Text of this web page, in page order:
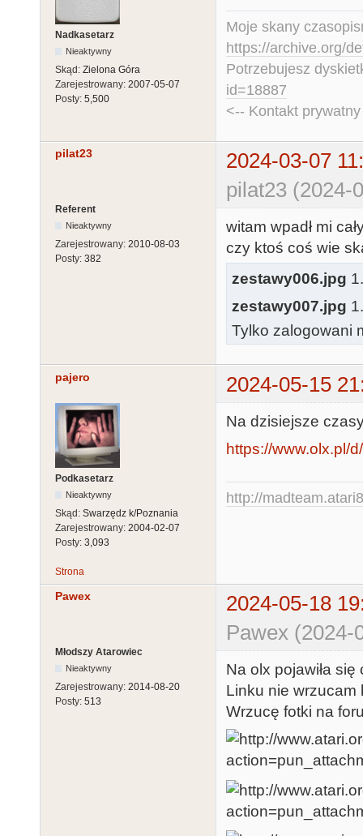
Nadkasetarz
Nieaktywny
Skąd: Zielona Góra
Zarejestrowany: 2007-05-07
Posty: 5,500
Moje skany
https://archive.org/
Potrzebujesz
id=18887
<-- Kontakt
pilat23
2024-03-07
pilat23 (2024-
Referent
Nieaktywny
Zarejestrowany: 2010-08-03
Posty: 382
witam wpadł mi
czy ktoś coś wie
zestawy006.jpg
zestawy007.jpg
Tylko zalogowani
pajero 2024-05-15
Podkasetarz
Nieaktywny
Skąd: Swarzędz k/Poznania
Zarejestrowany: 2004-02-07
Posty: 3,093
Na dzisiejsze
https://www.olx.pl/
http://
Strona
Pawex
2024-05-18
Pawex (2024-
Młodszy Atarowiec
Nieaktywny
Zarejestrowany: 2014-08-20
Posty: 513
Na olx pojawiła
Linku nie wrzucam
Wrzucę fotki na